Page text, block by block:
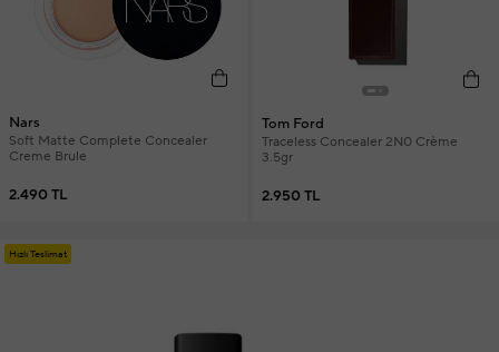
Nars
Soft Matte Complete Concealer
Creme Brule
2.490 TL
Tom Ford
Traceless Concealer 2N0 Crème
3.5gr
2.950 TL
Hızlı Teslimat